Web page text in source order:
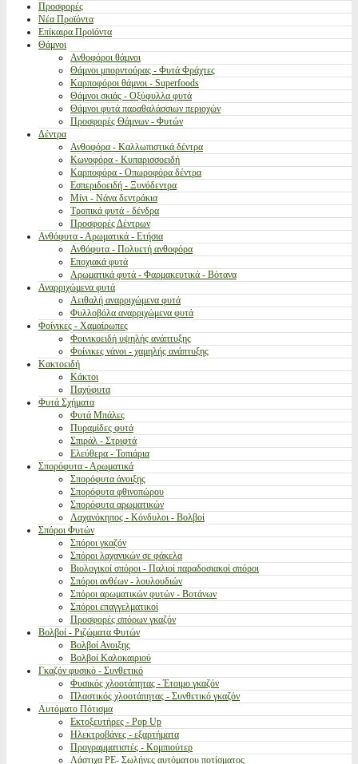
Προσφορές
Νέα Προϊόντα
Επίκαιρα Προϊόντα
Θάμνοι
Ανθοφόροι θάμνοι
Θάμνοι μπορντούρας - Φυτά Φράχτες
Καρποφόροι θάμνοι - Superfoods
Θάμνοι σκιάς - Οξύφυλλα φυτά
Θάμνοι φυτά παραθαλάσσιων περιοχών
Προσφορές Θάμνων - Φυτών
Δέντρα
Ανθοφόρα - Καλλωπιστικά δέντρα
Κωνοφόρα - Κυπαρισσοειδή
Καρποφόρα - Οπωροφόρα δέντρα
Εσπεριδοειδή - Ξυνόδεντρα
Μίνι - Νάνα δεντράκια
Τροπικά φυτά - δένδρα
Προσφορές Δέντρων
Ανθόφυτα - Αρωματικά - Ετήσια
Ανθόφυτα - Πολυετή ανθοφόρα
Εποχιακά φυτά
Αρωματικά φυτά - Φαρμακευτικά - Βότανα
Αναρριχώμενα φυτά
Αειθαλή αναρριχώμενα φυτά
Φυλλοβόλα αναρριχώμενα φυτά
Φοίνικες - Χαμαίρωπες
Φοινικοειδή υψηλής ανάπτυξης
Φοίνικες νάνοι - χαμηλής ανάπτυξης
Κακτοειδή
Κάκτοι
Παχύφυτα
Φυτά Σχήματα
Φυτά Μπάλες
Πυραμίδες φυτά
Σπιράλ - Στριφτά
Ελεύθερα - Τοπιάρια
Σπορόφυτα - Αρωματικά
Σπορόφυτα άνοιξης
Σπορόφυτα φθινοπώρου
Σπορόφυτα αρωματικών
Λαχανόκηπος - Κόνδυλοι - Βολβοί
Σπόροι Φυτών
Σπόροι γκαζόν
Σπόροι λαχανικών σε φάκελα
Βιολογικοί σπόροι - Παλιοί παραδοσιακοί σπόροι
Σπόροι ανθέων - λουλουδιών
Σπόροι αρωματικών φυτών - Βοτάνων
Σπόροι επαγγελματικοί
Προσφορές σπόρων γκαζόν
Βολβοί - Ριζώματα Φυτών
Βολβοί Ανοιξης
Βολβοί Καλοκαιριού
Γκαζόν φυσικό - Συνθετικό
Φυσικός χλοοτάπητας - Έτοιμο γκαζόν
Πλαστικός χλοοτάπητας - Συνθετικό γκαζόν
Αυτόματο Πότισμα
Εκτοξευτήρες - Pop Up
Ηλεκτροβάνες - εξαρτήματα
Προγραμματιστές - Κομπιούτερ
Λάστιχα PE- Σωλήνες αυτόματου ποτίσματος